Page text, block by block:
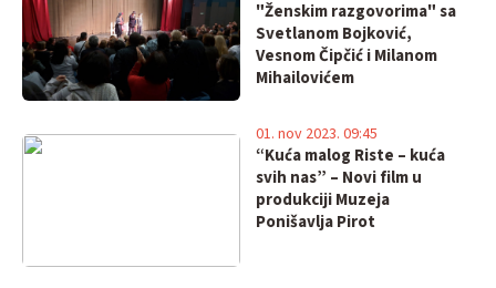
"Ženskim razgovorima" sa
Svetlanom Bojković,
Vesnom Čipčić i Milanom
Mihailovićem
“Kuća malog Riste – kuća
svih nas” – Novi film u
produkciji Muzeja
Ponišavlja Pirot
01. nov 2023. 09:45